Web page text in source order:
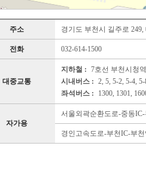
주소 경기도 부천시 길주로
전화 032-614-1500
대중교통
지하철 : 7호선 부천시청
시내버스 : 2, 5, 5-2, 5-4,
좌석버스 :
1300, 1301,
자가용
서울외곽순환도로-중동
경인고속도로-부천IC-부